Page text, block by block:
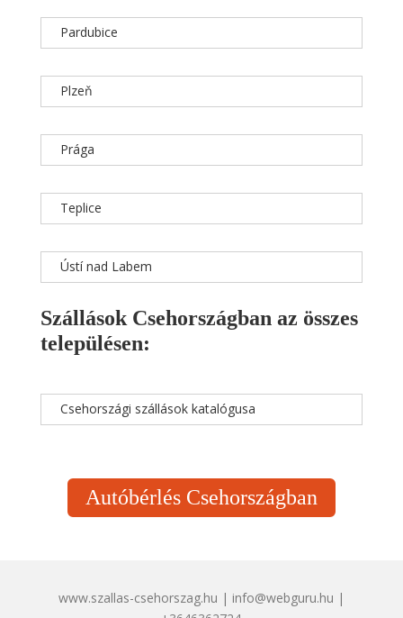
Pardubice
Plzeň
Prága
Teplice
Ústí nad Labem
Szállások Csehországban az összes
településen:
Csehországi szállások katalógusa
Autóbérlés Csehországban
www.szallas-csehorszag.hu | info@webguru.hu |